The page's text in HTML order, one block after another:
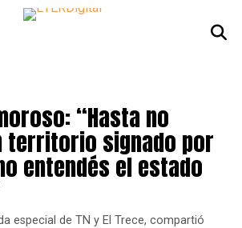
“Hasta no
territorio signado por
entendés el estado
especial de TN y El Trece, compartió